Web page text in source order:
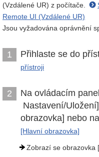
(Vzdálené UR) z počítače.
Remote UI (Vzdálené UR)
Jsou vyžadována oprávnění
1 Přihlaste se do
přístroji
2
Na ovládacím
Nastavení/
obrazovka] nebo
[Hlavní obrazovka]
Zobrazí se obrazovka